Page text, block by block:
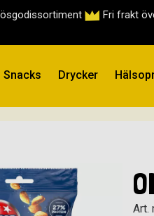
Fri frakt
Snacks Drycker
Art.